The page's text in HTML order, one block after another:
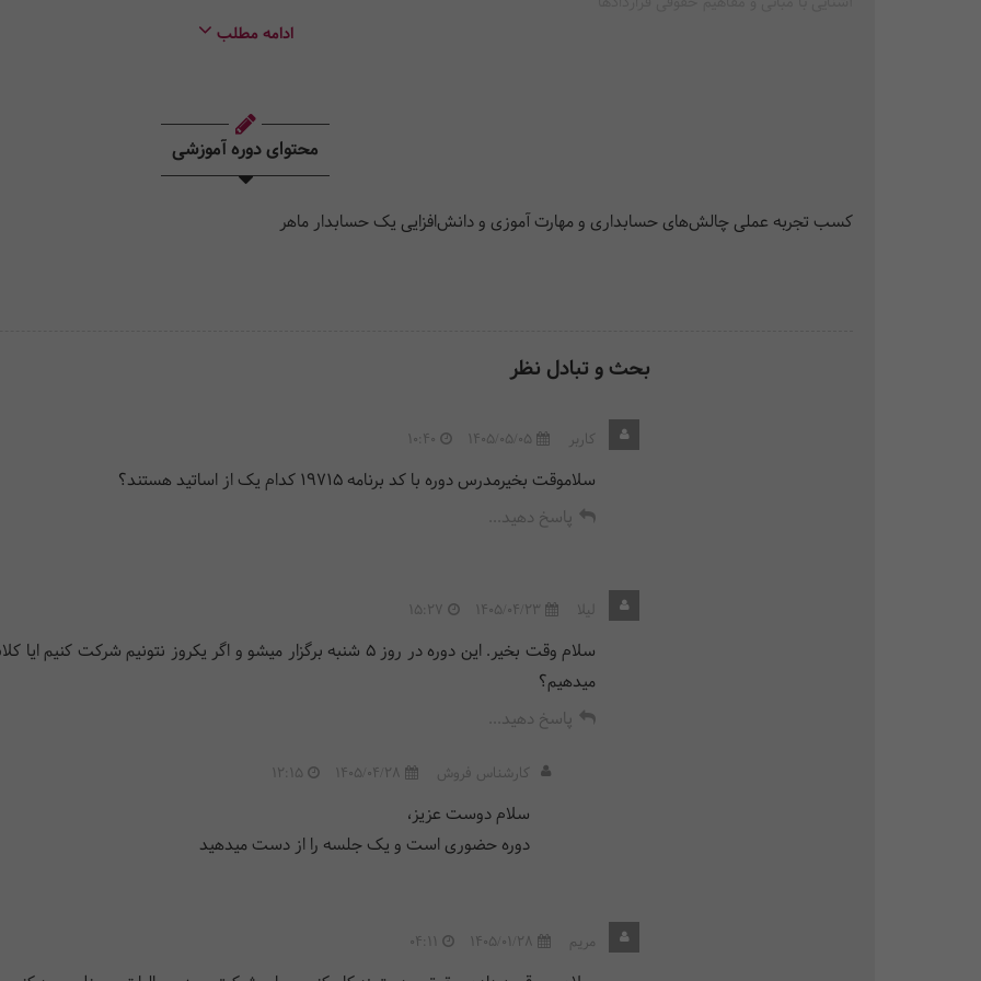
ادامه مطلب
محتوای دوره آموزشی
کسب تجربه عملی چالش‌های حسابداری و مهارت آموزی و دانش‌افزایی یک حسابدار ماهر
بحث و تبادل نظر
کاربر 1405/05/05
10:40
سلاموقت بخیرمدرس دوره با کد برنامه 19715 کدام یک از اساتید هستند؟
پاسخ دهید...
لیلا 1405/04/23
15:27
سلام وقت بخیر. این دوره در روز 5 شنبه برگزار میشو و اگر یکروز نتونیم شرکت
میدهیم؟
پاسخ دهید...
کارشناس فروش 1405/04/28
12:15
سلام دوست عزیز،
دوره حضوری است و یک جلسه را از دست میدهید
مریم 1405/01/28
04:11